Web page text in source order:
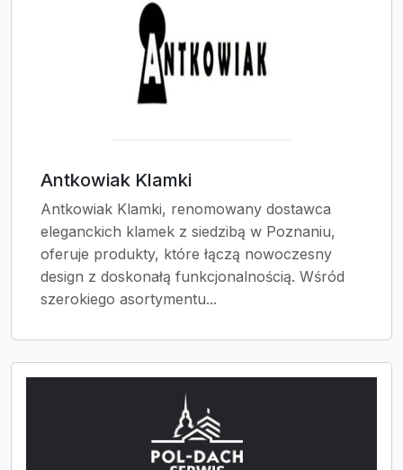
Antkowiak Klamki
Antkowiak Klamki, renomowany dostawca
eleganckich klamek z siedzibą w Poznaniu,
oferuje produkty, które łączą nowoczesny
design z doskonałą funkcjonalnością. Wśród
szerokiego asortymentu...